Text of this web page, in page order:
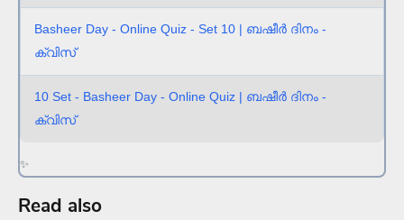
Basheer Day - Online Quiz - Set 10 | ബഷീർ ദിനം -
ക്വിസ്
10 Set - Basheer Day - Online Quiz | ബഷീർ ദിനം -
ക്വിസ്
✨
Read also